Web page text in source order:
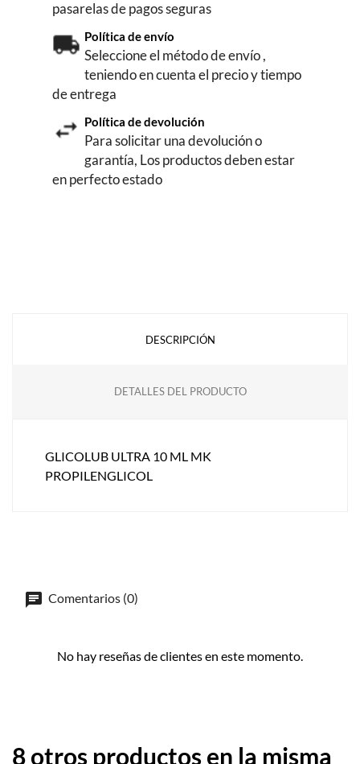
pasarelas de pagos seguras
Política de envío
Seleccione el método de envío ,
teniendo en cuenta el precio y tiempo
de entrega
Política de devolución
Para solicitar una devolución o
garantía, Los productos deben estar
en perfecto estado
DESCRIPCIÓN
DETALLES DEL PRODUCTO
GLICOLUB ULTRA 10 ML MK
PROPILENGLICOL
Comentarios (0)
No hay reseñas de clientes en este momento.
8 otros productos en la misma